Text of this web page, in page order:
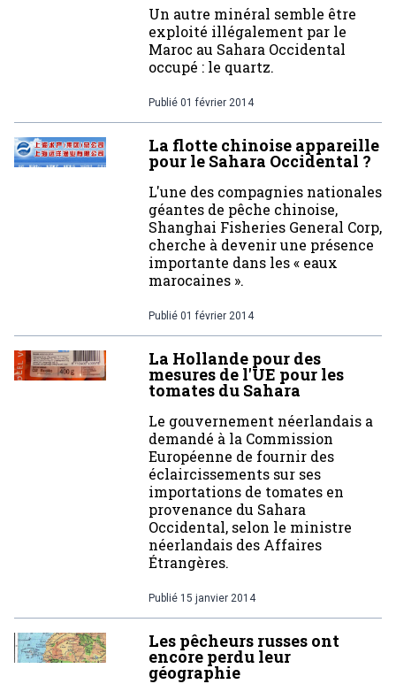
Un autre minéral semble être
exploité illégalement par le
Maroc au Sahara Occidental
occupé : le quartz.
Publié 01 février 2014
La flotte chinoise appareille
pour le Sahara Occidental ?
L'une des compagnies nationales
géantes de pêche chinoise,
Shanghai Fisheries General Corp,
cherche à devenir une présence
importante dans les « eaux
marocaines ».
Publié 01 février 2014
La Hollande pour des
mesures de l'UE pour les
tomates du Sahara
Le gouvernement néerlandais a
demandé à la Commission
Européenne de fournir des
éclaircissements sur ses
importations de tomates en
provenance du Sahara
Occidental, selon le ministre
néerlandais des Affaires
Étrangères.
Publié 15 janvier 2014
Les pêcheurs russes ont
encore perdu leur
géographie